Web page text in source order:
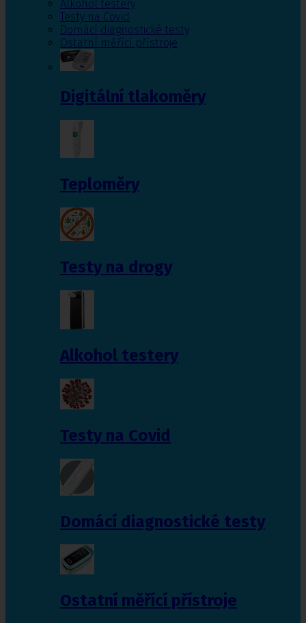
Alkohol testery
Testy na Covid
Domácí diagnostické testy
Ostatní měřící přístroje
Digitální tlakoměry
Teploměry
Testy na drogy
Alkohol testery
Testy na Covid
Domácí diagnostické testy
Ostatní měřící přístroje